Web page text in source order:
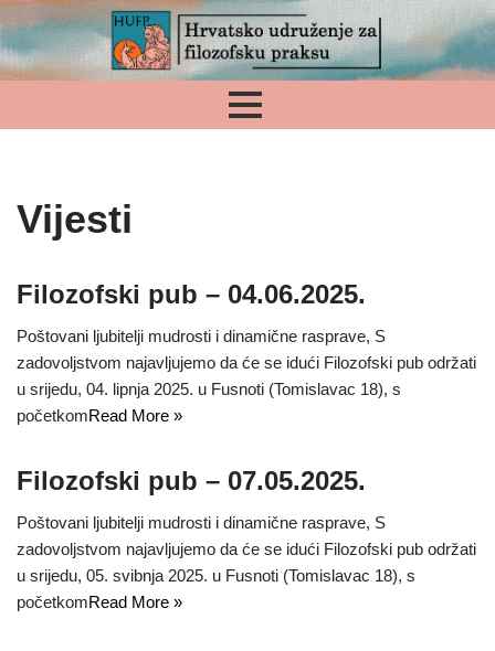
Skip
to
Vijesti
Filozofski pub – 04.06.2025.
Poštovani ljubitelji mudrosti i dinamične rasprave, S
zadovoljstvom najavljujemo da će se idući Filozofski pub održati
u srijedu, 04. lipnja 2025. u Fusnoti (Tomislavac 18), s
početkomRead More »
Filozofski pub – 07.05.2025.
Poštovani ljubitelji mudrosti i dinamične rasprave, S
zadovoljstvom najavljujemo da će se idući Filozofski pub održati
u srijedu, 05. svibnja 2025. u Fusnoti (Tomislavac 18), s
početkomRead More »